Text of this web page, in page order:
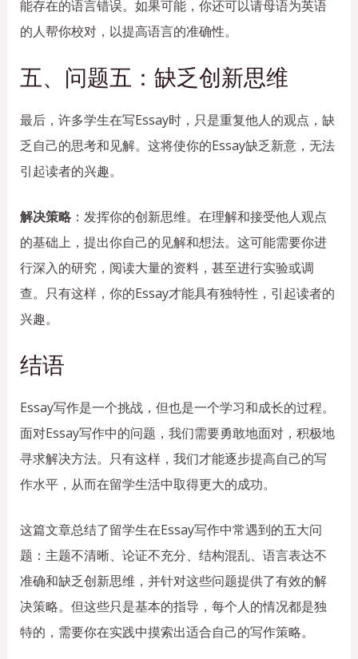
能存在的语言错误。如果可能，你还可以请母语为英语
的人帮你校对，以提高语言的准确性。
五、问题五：缺乏创新思维
最后，许多学生在写Essay时，只是重复他人的观点，缺
乏自己的思考和见解。这将使你的Essay缺乏新意，无法
引起读者的兴趣。
解决策略：发挥你的创新思维。在理解和接受他人观点
的基础上，提出你自己的见解和想法。这可能需要你进
行深入的研究，阅读大量的资料，甚至进行实验或调
查。只有这样，你的Essay才能具有独特性，引起读者的
兴趣。
结语
Essay写作是一个挑战，但也是一个学习和成长的过程。
面对Essay写作中的问题，我们需要勇敢地面对，积极地
寻求解决方法。只有这样，我们才能逐步提高自己的写
作水平，从而在留学生活中取得更大的成功。
这篇文章总结了留学生在Essay写作中常遇到的五大问
题：主题不清晰、论证不充分、结构混乱、语言表达不
准确和缺乏创新思维，并针对这些问题提供了有效的解
决策略。但这些只是基本的指导，每个人的情况都是独
特的，需要你在实践中摸索出适合自己的写作策略。